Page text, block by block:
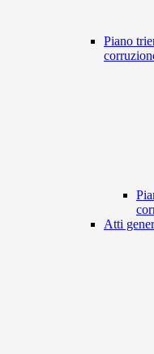
Piano
Atti